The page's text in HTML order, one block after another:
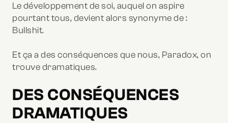
Le développement de soi, auquel on aspire
pourtant tous, devient alors synonyme de :
Bullshit.
Et ça a des conséquences que nous, Paradox, on
trouve dramatiques.
DES CONSÉQUENCES
DRAMATIQUES